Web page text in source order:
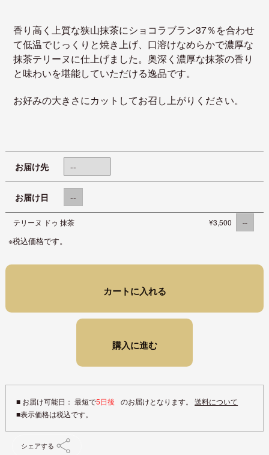
香り高く上質な狭山抹茶にショコラブラン37％を合わせ
て低温でじっくりと焼き上げ、口溶けなめらかで濃厚な
抹茶テリーヌに仕上げました。奥深く濃厚な抹茶の香り
と味わいを堪能していただける逸品です。
お好みの大きさにカットしてお召し上がりください。
お届け先
お届け日
テリーヌ ドゥ 抹茶 ¥3,500
※税込価格です。
カートに入れる
購入に進む
■ お届け可能日： 最短で5日後 のお届けとなります。 送料について
シェアする